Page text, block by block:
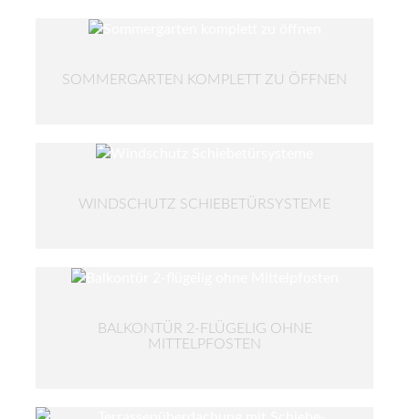
SOMMERGARTEN KOMPLETT ZU ÖFFNEN
WINDSCHUTZ SCHIEBETÜRSYSTEME
BALKONTÜR 2-FLÜGELIG OHNE
MITTELPFOSTEN